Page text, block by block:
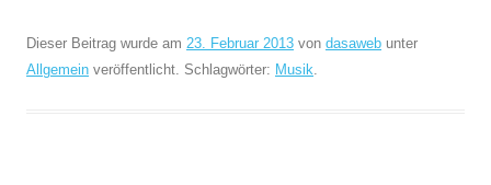
Dieser Beitrag wurde am 23. Februar 2013 von dasaweb unter
Allgemein veröffentlicht. Schlagwörter: Musik.